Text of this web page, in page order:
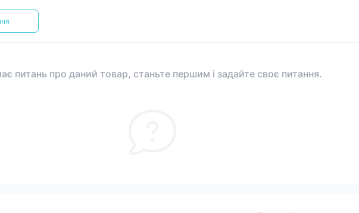
питань про даний товар, станьте першим і задайте своє питання.